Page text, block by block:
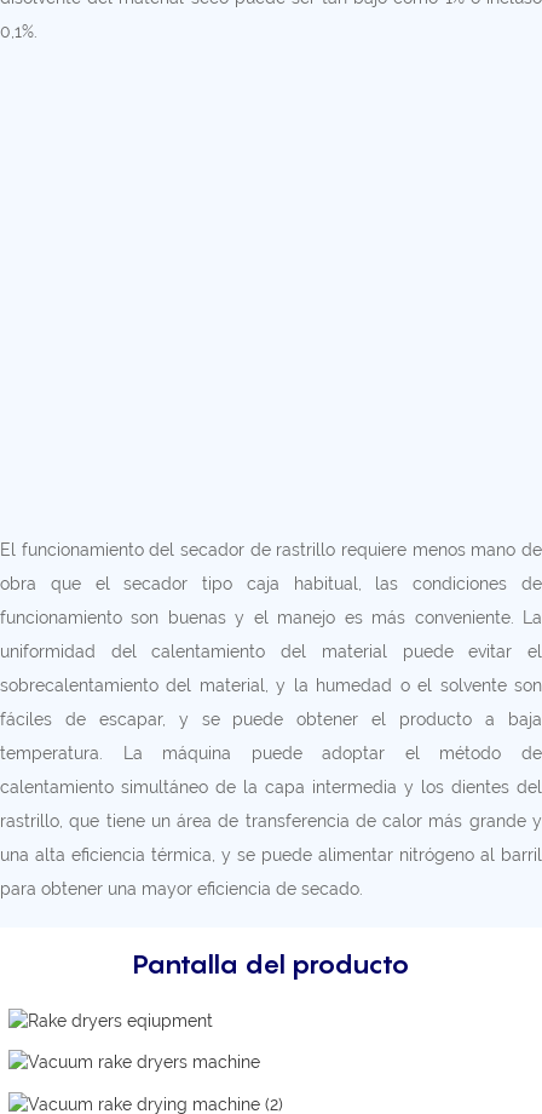
0,1%.
El funcionamiento del secador de rastrillo requiere menos mano de
obra que el secador tipo caja habitual, las condiciones de
funcionamiento son buenas y el manejo es más conveniente. La
uniformidad del calentamiento del material puede evitar el
sobrecalentamiento del material, y la humedad o el solvente son
fáciles de escapar, y se puede obtener el producto a baja
temperatura. La máquina puede adoptar el método de
calentamiento simultáneo de la capa intermedia y los dientes del
rastrillo, que tiene un área de transferencia de calor más grande y
una alta eficiencia térmica, y se puede alimentar nitrógeno al barril
para obtener una mayor eficiencia de secado.
Pantalla del producto